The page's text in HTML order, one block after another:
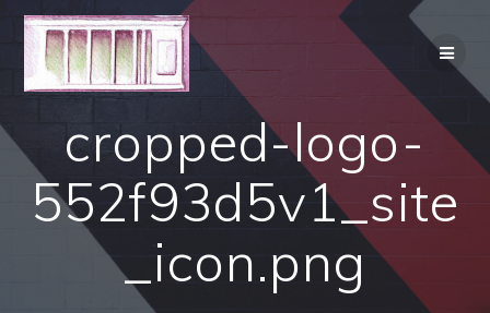
cropped-logo-
552f93d5v1_site
_icon.png